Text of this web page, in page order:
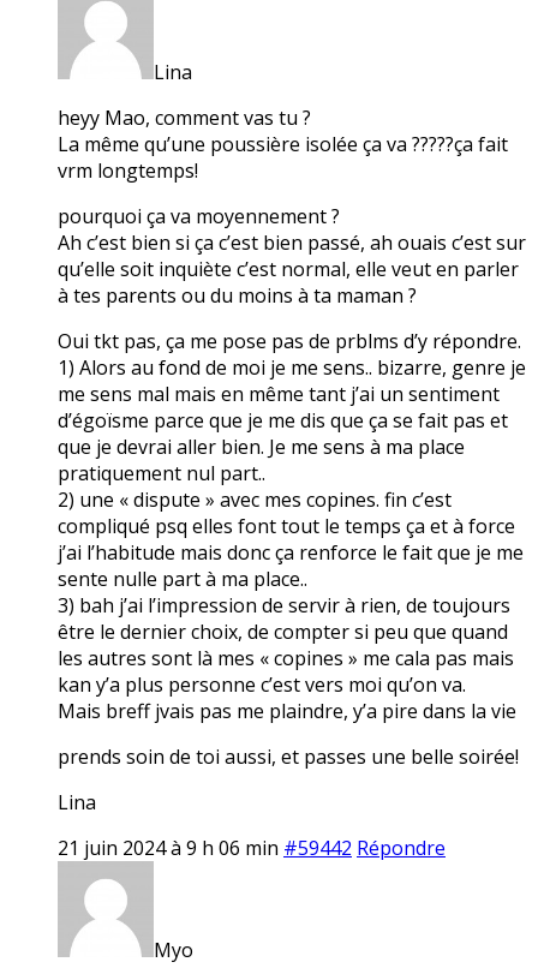
Lina
heyy Mao, comment vas tu ?
La même qu’une poussière isolée ça va ?????ça fait
vrm longtemps!
pourquoi ça va moyennement ?
Ah c’est bien si ça c’est bien passé, ah ouais c’est sur
qu’elle soit inquiète c’est normal, elle veut en parler
à tes parents ou du moins à ta maman ?
Oui tkt pas, ça me pose pas de prblms d’y répondre.
1) Alors au fond de moi je me sens.. bizarre, genre je
me sens mal mais en même tant j’ai un sentiment
d’égoïsme parce que je me dis que ça se fait pas et
que je devrai aller bien. Je me sens à ma place
pratiquement nul part..
2) une « dispute » avec mes copines. fin c’est
compliqué psq elles font tout le temps ça et à force
j’ai l’habitude mais donc ça renforce le fait que je me
sente nulle part à ma place..
3) bah j’ai l’impression de servir à rien, de toujours
être le dernier choix, de compter si peu que quand
les autres sont là mes « copines » me cala pas mais
kan y’a plus personne c’est vers moi qu’on va.
Mais breff jvais pas me plaindre, y’a pire dans la vie
prends soin de toi aussi, et passes une belle soirée!
Lina
21 juin 2024 à 9 h 06 min #59442 Répondre
Myo